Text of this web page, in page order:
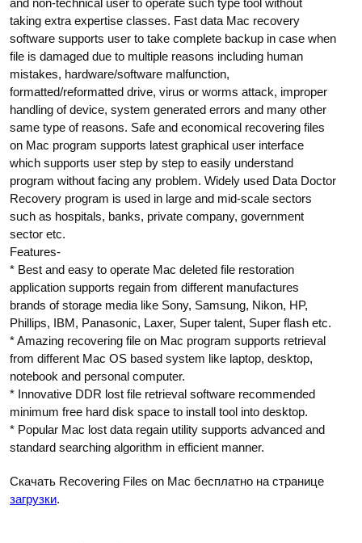
and non-technical user to operate such type tool without
taking extra expertise classes. Fast data Mac recovery
software supports user to take complete backup in case when
file is damaged due to multiple reasons including human
mistakes, hardware/software malfunction,
formatted/reformatted drive, virus or worms attack, improper
handling of device, system generated errors and many other
same type of reasons. Safe and economical recovering files
on Mac program supports latest graphical user interface
which supports user step by step to easily understand
program without facing any problem. Widely used Data Doctor
Recovery program is used in large and mid-scale sectors
such as hospitals, banks, private company, government
sector etc.
Features-
* Best and easy to operate Mac deleted file restoration
application supports regain from different manufactures
brands of storage media like Sony, Samsung, Nikon, HP,
Phillips, IBM, Panasonic, Laxer, Super talent, Super flash etc.
* Amazing recovering file on Mac program supports retrieval
from different Mac OS based system like laptop, desktop,
notebook and personal computer.
* Innovative DDR lost file retrieval software recommended
minimum free hard disk space to install tool into desktop.
* Popular Mac lost data regain utility supports advanced and
standard searching algorithm in efficient manner.
Скачать Recovering Files on Mac бесплатно на странице
загрузки.